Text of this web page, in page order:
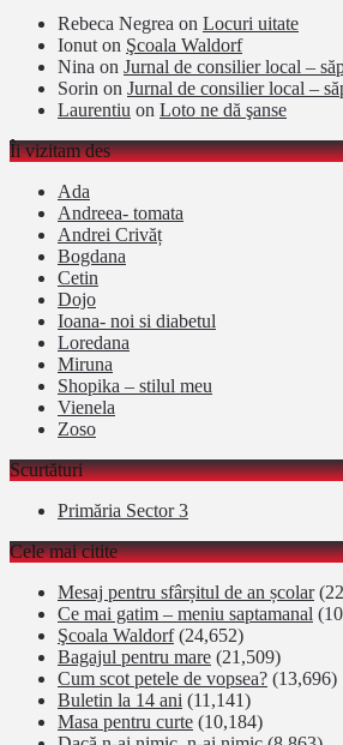
Rebeca Negrea on Locuri uitate
Ionut on Şcoala Waldorf
Nina on Jurnal de consilier local –
Sorin on Jurnal de consilier local –
Laurentiu on Loto ne dă şanse
Îi vizitam des
Ada
Andreea- tomata
Andrei Crivăț
Bogdana
Cetin
Dojo
Ioana- noi si diabetul
Loredana
Miruna
Shopika – stilul meu
Vienela
Zoso
Scurtături
Primăria Sector 3
Cele mai citite
Mesaj pentru sfârșitul de an școlar
Ce mai gatim – meniu saptamanal
Şcoala Waldorf (24,652)
Bagajul pentru mare (21,509)
Cum scot petele de vopsea? (13,696)
Buletin la 14 ani (11,141)
Masa pentru curte (10,184)